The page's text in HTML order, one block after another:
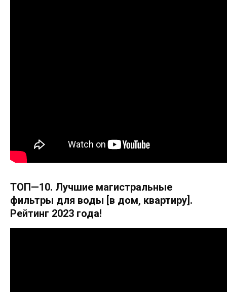
ТОП—10. Лучшие магистральные
фильтры для воды [в дом, квартиру].
Рейтинг 2023 года!